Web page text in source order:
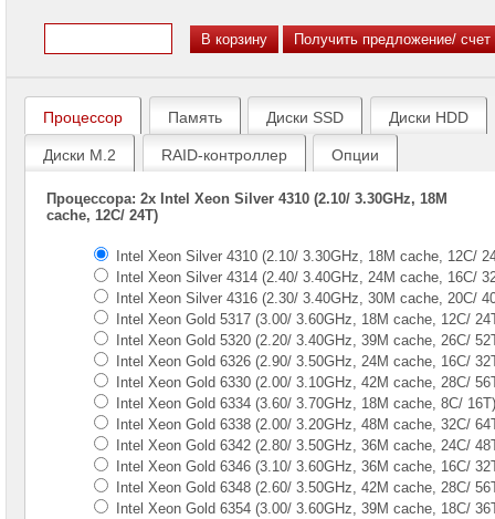
7003
Серверы
на
Intel
Xeon
Scalable
2/3
Серверы
Серверы
Supermicro
Серверы
Supermicro
Процессор Память Диски SSD Диски HDD
Диски M.2 RAID-контроллер Опции
Процессора: 2x Intel Xeon Silver 4310 (2.10/ 3.30GHz, 18M
cache, 12C/ 24T)
Intel Xeon Silver 4310 (2.10/ 3.30GHz, 18M cache, 12C/
Intel Xeon Silver 4314 (2.40/ 3.40GHz, 24M cache, 16C/
Intel Xeon Silver 4316 (2.30/ 3.40GHz, 30M cache, 20C/
Intel Xeon Gold 5317 (3.00/ 3.60GHz, 18M cache, 12C/
Intel Xeon Gold 5320 (2.20/ 3.40GHz, 39M cache, 26C/
Intel Xeon Gold 6326 (2.90/ 3.50GHz, 24M cache, 16C/
Intel Xeon Gold 6330 (2.00/ 3.10GHz, 42M cache, 28C/
Intel Xeon Gold 6334 (3.60/ 3.70GHz, 18M cache, 8С/ 16T)
Intel Xeon Gold 6338 (2.00/ 3.20GHz, 48M cache, 32C/
Intel Xeon Gold 6342 (2.80/ 3.50GHz, 36M cache, 24C/
Intel Xeon Gold 6346 (3.10/ 3.60GHz, 36M cache, 16C/
Intel Xeon Gold 6348 (2.60/ 3.50GHz, 42M cache, 28C/
Intel Xeon Gold 6354 (3.00/ 3.60GHz, 39M cache, 18C/